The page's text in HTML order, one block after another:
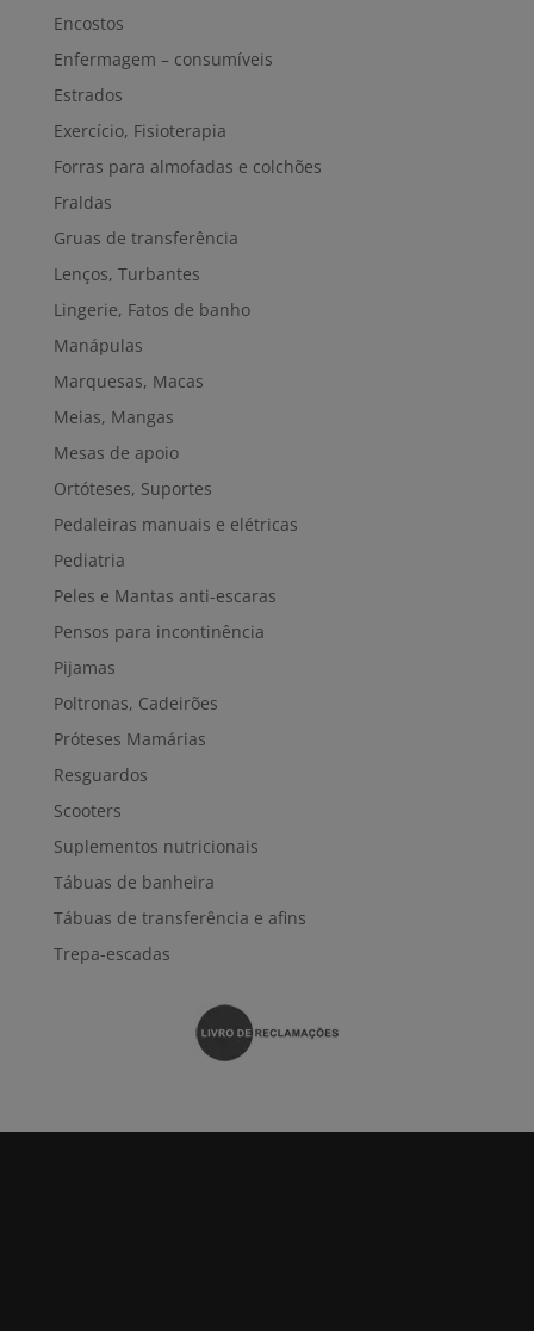
Encostos
Enfermagem – consumíveis
Estrados
Exercício, Fisioterapia
Forras para almofadas e colchões
Fraldas
Gruas de transferência
Lenços, Turbantes
Lingerie, Fatos de banho
Manápulas
Marquesas, Macas
Meias, Mangas
Mesas de apoio
Ortóteses, Suportes
Pedaleiras manuais e elétricas
Pediatria
Peles e Mantas anti-escaras
Pensos para incontinência
Pijamas
Poltronas, Cadeirões
Próteses Mamárias
Resguardos
Scooters
Suplementos nutricionais
Tábuas de banheira
Tábuas de transferência e afins
Trepa-escadas